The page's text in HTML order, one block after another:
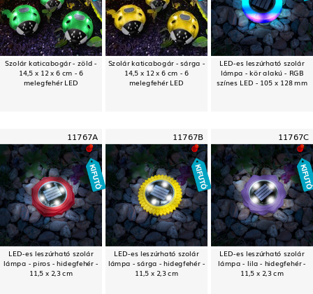
Szolár katicabogár - zöld -
14,5 x 12 x 6 cm - 6
melegfehér LED
Szolár katicabogár - sárga -
14,5 x 12 x 6 cm - 6
melegfehér LED
LED-es leszúrható szolár
lámpa - kör alakú - RGB
színes LED - 105 x 128 mm
11767A
LED-es leszúrható szolár
lámpa - piros - hidegfehér -
11,5 x 2,3 cm
11767B
LED-es leszúrható szolár
lámpa - sárga - hidegfehér -
11,5 x 2,3 cm
11767C
LED-es leszúrható szolár
lámpa - lila - hidegfehér -
11,5 x 2,3 cm